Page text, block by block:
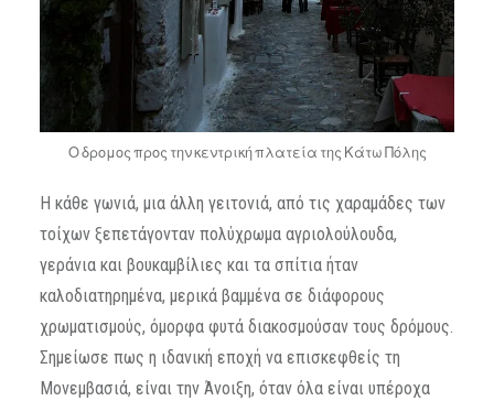
Ο δρομος προς την κεντρική πλατεία της Κάτω Πόλης
Η κάθε γωνιά, μια άλλη γειτονιά, από τις χαραμάδες των
τοίχων ξεπετάγονταν πολύχρωμα αγριολούλουδα,
γεράνια και βουκαμβίλιες και τα σπίτια ήταν
καλοδιατηρημένα, μερικά βαμμένα σε διάφορους
χρωματισμούς, όμορφα φυτά διακοσμούσαν τους δρόμους.
Σημείωσε πως η ιδανική εποχή να επισκεφθείς τη
Μονεμβασιά, είναι την Άνοιξη, όταν όλα είναι υπέροχα